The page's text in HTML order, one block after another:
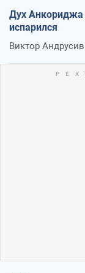
Дух Анкориджа
испарился
Виктор Андрусив